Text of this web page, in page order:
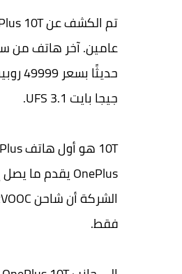
جيجا بايت UFS 3.1.
فقط.